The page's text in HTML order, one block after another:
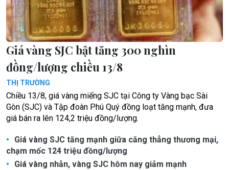
Giá vàng SJC bật tăng 300 nghìn
đồng/lượng chiều 13/8
THỊ TRƯỜNG
Chiều 13/8, giá vàng miếng SJC tại Công ty Vàng bạc Sài
Gòn (SJC) và Tập đoàn Phú Quý đồng loạt tăng mạnh, đưa
giá bán ra lên 124,2 triệu đồng/lượng.
Giá vàng SJC tăng mạnh giữa căng thẳng thương mại,
chạm mốc 124 triệu đồng/lượng
Giá vàng nhẫn, vàng SJC hôm nay giảm mạnh